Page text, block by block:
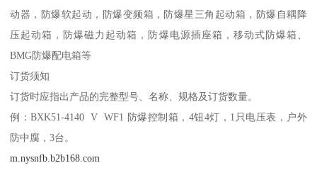
动器，防爆软起动，防爆变频箱，防爆星三角起动箱，防爆自耦降
压起动箱，防爆磁力起动箱，防爆电源插座箱，移动式防爆箱、
BMG防爆配电箱等
订货须知
订货时应指出产品的完整型号、名称、规格及订货数量。
例：BXK51-4140 V WF1 防爆控制箱，4钮4灯，1只电压表，户外
防中腐，3台。
m.nysnfb.b2b168.com